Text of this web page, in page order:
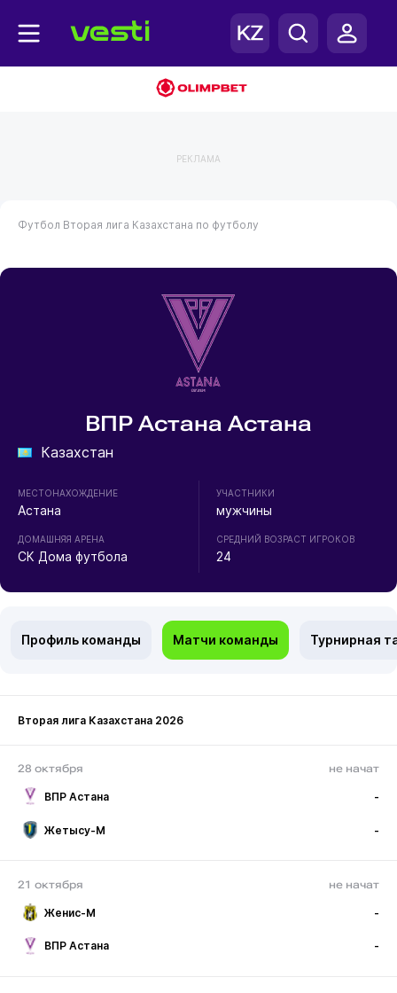
РЕКЛАМА
Футбол Вторая лига Казахстана по футболу
ВПР Астана Астана
Казахстан
МЕСТОНАХОЖДЕНИЕ
Астана
ДОМАШНЯЯ АРЕНА
СК Дома футбола
УЧАСТНИКИ
мужчины
СРЕДНИЙ ВОЗРАСТ ИГРОКОВ
24
Профиль команды Матчи команды Турнирная
Вторая лига Казахстана 2026
28 октября не начат
ВПР Астана -
Жетысу-М -
21 октября не начат
Женис-М -
ВПР Астана -